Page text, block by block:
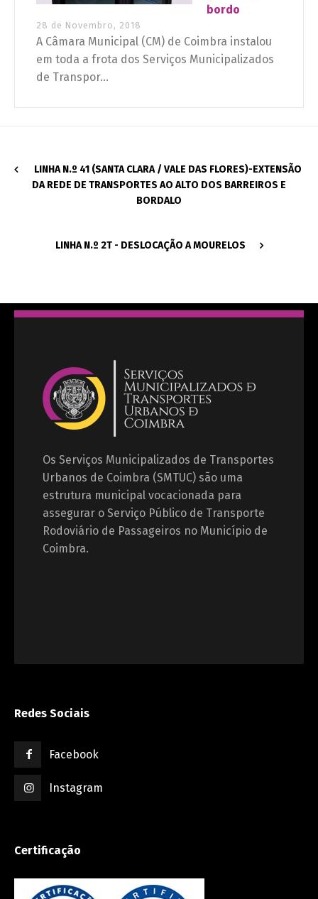
bordo
28 de Novembro, 2018
A Câmara Municipal (CM) de Coimbra instalou
em toda a frota dos Serviços Municipalizados
de Transpor...
LINHA N.º 41 (SANTA CLARA / VALE DAS FLORES)-EXTENSÃO
DA REDE DE TRANSPORTES AO ALTO DOS BARREIROS E
BORDALO
LINHA N.º 2T - DESLOCAÇÃO A MOURELOS
Os Serviços Municipalizados de Transportes
Urbanos de Coimbra (SMTUC) são uma
estrutura municipal vocacionada para
assegurar o Serviço Público de Transporte
Rodoviário de Passageiros no Município de
Coimbra.
Redes Sociais
Facebook
Instagram
Certificação